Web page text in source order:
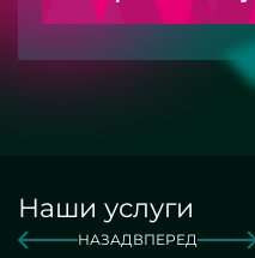
Наши услуги
НАЗАДВПЕРЕД